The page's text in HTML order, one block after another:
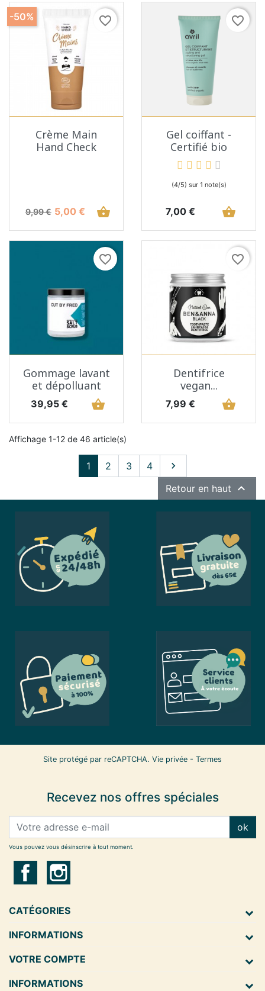
favorite_border
Crème Main
Hand Check
Prix de base
9,99 € Prix
5,00 € shopping_basket
-50% favorite_border
Gel coiffant -
Certifié bio
(4/5) sur 1 note(s)
Prix
7,00 € shopping_basket
favorite_border
Gommage lavant
et dépolluant
Prix
39,95 € shopping_basket
favorite_border
Dentifrice
vegan...
Prix
7,99 € shopping_basket
Affichage 1-12 de 46 article(s)
1 2 3 4 Suivant

Retour en haut 
Site protégé par reCAPTCHA. Vie privée - Termes
Recevez nos offres spéciales
ok
Vous pouvez vous désinscrire à tout moment.
CATÉGORIES
INFORMATIONS
VOTRE COMPTE
INFORMATIONS